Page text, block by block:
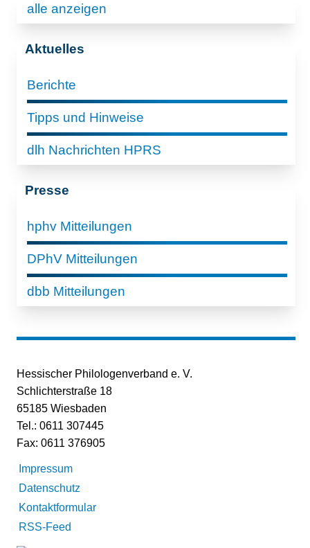
alle anzeigen
Aktuelles
Berichte
Tipps und Hinweise
dlh Nachrichten HPRS
Presse
hphv Mitteilungen
DPhV Mitteilungen
dbb Mitteilungen
Hessischer Philologenverband e. V.
Schlichterstraße 18
65185 Wiesbaden
Tel.: 0611 307445
Fax: 0611 376905
Impressum
Datenschutz
Kontaktformular
RSS-Feed